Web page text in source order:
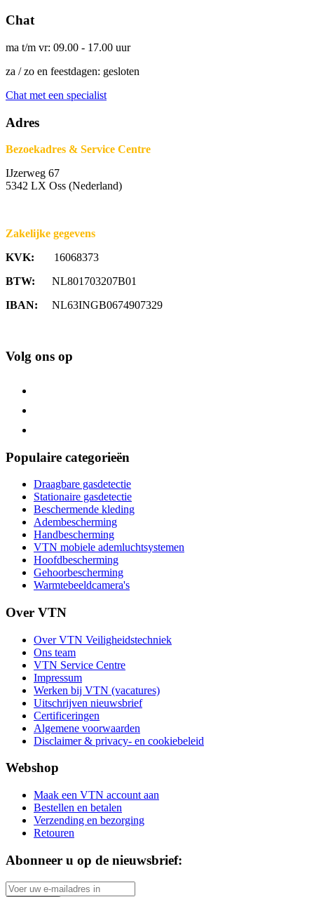
Chat
ma t/m vr: 09.00 - 17.00 uur
za / zo en feestdagen: gesloten
Chat met een specialist
Adres
Bezoekadres & Service Centre
IJzerweg 67
5342 LX Oss (Nederland)
Zakelijke gegevens
KVK: 16068373
BTW: NL801703207B01
IBAN: NL63INGB0674907329
Volg ons op
Populaire categorieën
Draagbare gasdetectie
Stationaire gasdetectie
Beschermende kleding
Adembescherming
Handbescherming
VTN mobiele ademluchtsystemen
Hoofdbescherming
Gehoorbescherming
Warmtebeeldcamera's
Over VTN
Over VTN Veiligheidstechniek
Ons team
VTN Service Centre
Impressum
Werken bij VTN (vacatures)
Uitschrijven nieuwsbrief
Certificeringen
Algemene voorwaarden
Disclaimer & privacy- en cookiebeleid
Webshop
Maak een VTN account aan
Bestellen en betalen
Verzending en bezorging
Retouren
Abonneer u op de nieuwsbrief: